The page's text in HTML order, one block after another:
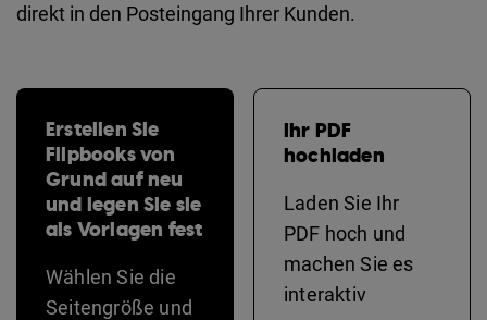
direkt in den Posteingang Ihrer Kunden.
Erstellen Sie
Flipbooks von
Grund auf neu
und legen Sie sie
als Vorlagen fest
Wählen Sie die
Seitengröße und
Ihr PDF
hochladen
Laden Sie Ihr
PDF hoch und
machen Sie es
interaktiv